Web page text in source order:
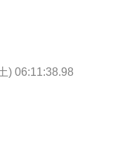
) 06:11:38.98